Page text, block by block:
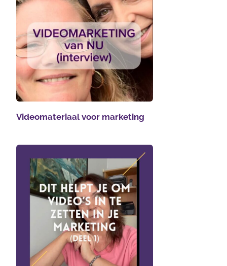
Videomateriaal voor marketing